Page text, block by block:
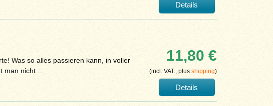
Details
Was so alles passieren kann, in voller
man nicht ...
11,80 €
(incl. VAT., plus shipping)
Details